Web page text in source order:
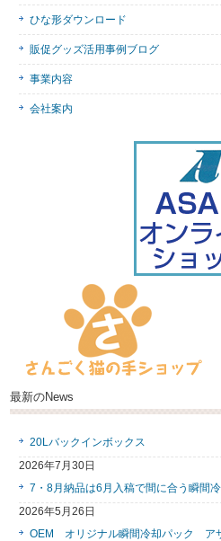
ひな形ダウンロード
販促グッズ活用事例ブログ
事業内容
会社案内
最新のNews
20Lバックインボックス
2026年7月30日
7・8月納品は6月入稿で間に合う瞬間
2026年5月26日
OEM オリジナル瞬間冷却パック ア